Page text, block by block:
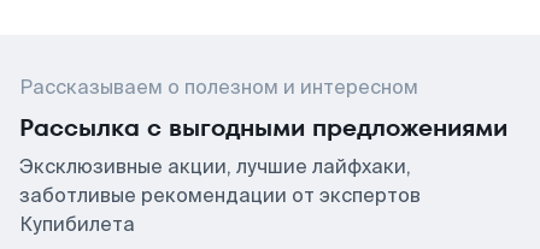
Рассказываем о полезном и интересном
Рассылка с выгодными предложениями
Эксклюзивные акции, лучшие лайфхаки,
заботливые рекомендации от экспертов
Купибилета